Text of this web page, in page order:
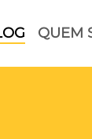
QUEM